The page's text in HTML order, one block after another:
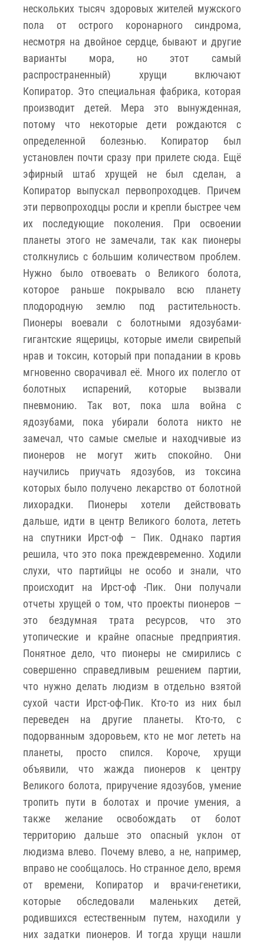
нескольких тысяч здоровых жителей мужского
пола от острого коронарного синдрома,
несмотря на двойное сердце, бывают и другие
варианты мора, но этот самый
распространенный) хрущи включают
Копиратор. Это специальная фабрика, которая
производит детей. Мера это вынужденная,
потому что некоторые дети рождаются с
определенной болезнью. Копиратор был
установлен почти сразу при прилете сюда. Ещё
эфирный штаб хрущей не был сделан, а
Копиратор выпускал первопроходцев. Причем
эти первопроходцы росли и крепли быстрее чем
их последующие поколения. При освоении
планеты этого не замечали, так как пионеры
столкнулись с большим количеством проблем.
Нужно было отвоевать о Великого болота,
которое раньше покрывало всю планету
плодородную землю под растительность.
Пионеры воевали с болотными ядозубами-
гигантские ящерицы, которые имели свирепый
нрав и токсин, который при попадании в кровь
мгновенно сворачивал её. Много их полегло от
болотных испарений, которые вызвали
пневмонию. Так вот, пока шла война с
ядозубами, пока убирали болота никто не
замечал, что самые смелые и находчивые из
пионеров не могут жить спокойно. Они
научились приучать ядозубов, из токсина
которых было получено лекарство от болотной
лихорадки. Пионеры хотели действовать
дальше, идти в центр Великого болота, лететь
на спутники Ирст-оф – Пик. Однако партия
решила, что это пока преждевременно. Ходили
слухи, что партийцы не особо и знали, что
происходит на Ирст-оф -Пик. Они получали
отчеты хрущей о том, что проекты пионеров —
это бездумная трата ресурсов, что это
утопические и крайне опасные предприятия.
Понятное дело, что пионеры не смирились с
совершенно справедливым решением партии,
что нужно делать людизм в отдельно взятой
сухой части Ирст-оф-Пик. Кто-то из них был
переведен на другие планеты. Кто-то, с
подорванным здоровьем, кто не мог лететь на
планеты, просто спился. Короче, хрущи
объявили, что жажда пионеров к центру
Великого болота, приручение ядозубов, умение
тропить пути в болотах и прочие умения, а
также желание освобождать от болот
территорию дальше это опасный уклон от
людизма влево. Почему влево, а не, например,
вправо не сообщалось. Но странное дело, время
от времени, Копиратор и врачи-генетики,
которые обследовали маленьких детей,
родившихся естественным путем, находили у
них задатки пионеров. И тогда хрущи нашли